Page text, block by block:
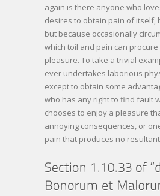
again is there anyone who
desires to obtain pain of itself,
but because occasionally
which toil and pain can
pleasure. To take a trivial
ever undertakes laborious
except to obtain some
who has any right to find fault
chooses to enjoy a pleasure
annoying consequences, or
pain that produces no